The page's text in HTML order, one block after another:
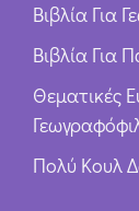
Βιβλία Για
Βιβλία Για
Θεματικές
Πολύ Κουλ